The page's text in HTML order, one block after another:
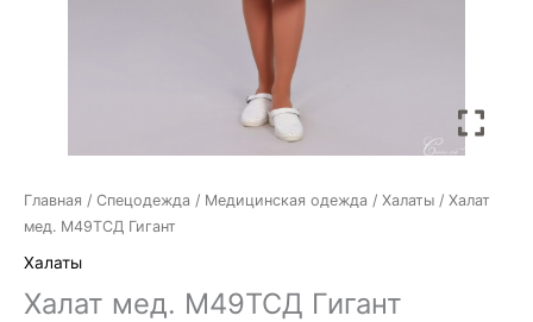
Главная / Спецодежда / Медицинская одежда / Халаты / Халат
мед. М49ТСД Гигант
Халаты
Халат мед. М49ТСД Гигант